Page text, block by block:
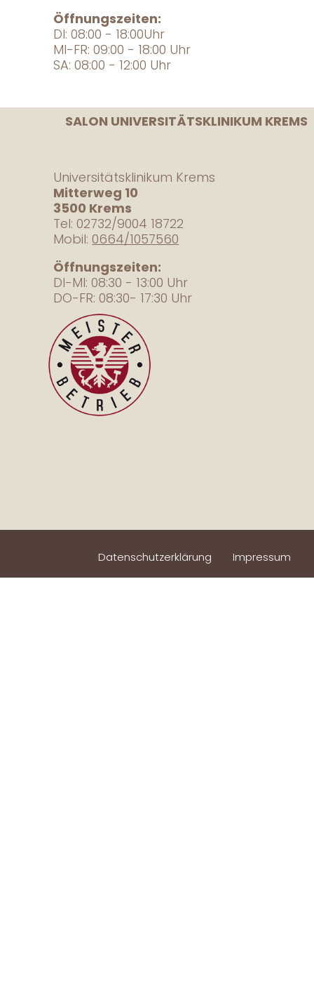
Öffnungszeiten:
DI: 08:00 - 18:00Uhr
MI-FR: 09:00 - 18:00 Uhr
SA: 08:00 - 12:00 Uhr
SALON UNIVERSITÄTSKLINIKUM KREMS
Universitätsklinikum Krems
Mitterweg 10
3500 Krems
Tel: 02732/9004 18722
Mobil:0664/1057560
Öffnungszeiten:
DI-MI: 08:30 - 13:00 Uhr
DO-FR: 08:30- 17:30 Uhr
Impressum
Datenschutzerklärung